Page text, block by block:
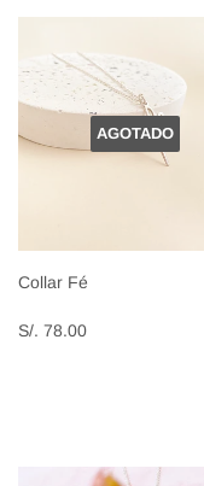
AGOTADO
Collar Fé
Precio
habitual
S/. 78.00